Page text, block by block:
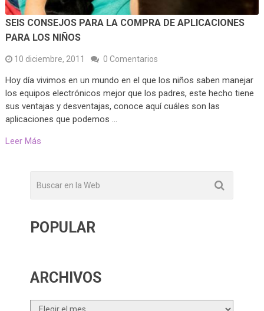
SEIS CONSEJOS PARA LA COMPRA DE APLICACIONES
PARA LOS NIÑOS
10 diciembre, 2011 0 Comentarios
Hoy día vivimos en un mundo en el que los niños saben manejar
los equipos electrónicos mejor que los padres, este hecho tiene
sus ventajas y desventajas, conoce aquí cuáles son las
aplicaciones que podemos …
Leer Más
POPULAR
ARCHIVOS
Archivos